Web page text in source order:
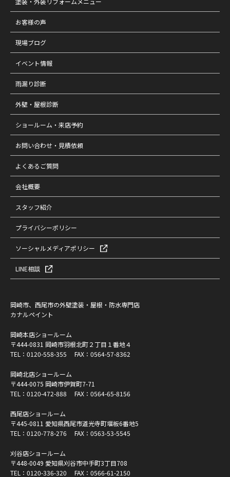
お客様の声
現場ブログ
イベント情報
雨漏り診断
外壁・屋根診断
ショールーム・来店予約
お問い合わせ・見積依頼
よくあるご質問
会社概要
スタッフ紹介
プライバシーポリシー
ソーシャルメディアポリシー
LINE相談
岡崎市、西尾市の外壁塗装・屋根・防水専門店
カナルペイント
岡崎本店ショールーム
〒444-0831 岡崎市羽根北町２丁目１番地４
TEL： 0120-558-355 FAX：0564-57-8362
岡崎北店ショールーム
〒444-0075 岡崎市伊賀町7-71
TEL： 0120-472-888 FAX：0564-65-8156
西尾店ショールーム
〒445-0811 愛知県西尾市道光寺町堰板6番地5
TEL： 0120-778-276 FAX：0563-53-5545
刈谷店ショールーム
〒448-0049 愛知県刈谷市中手町3丁目708
TEL： 0120-336-320 FAX：0566-61-2150